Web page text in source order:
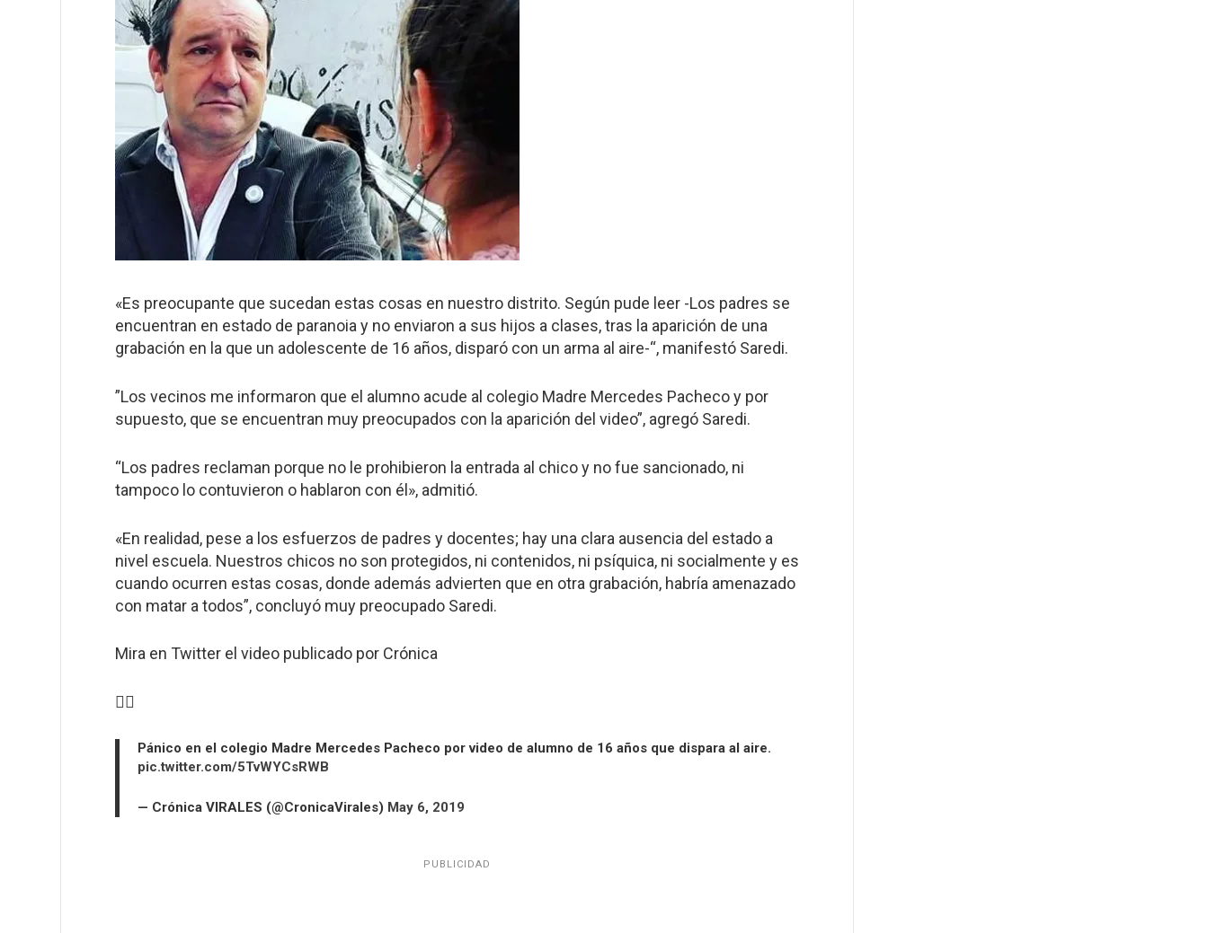
«Es preocupante que sucedan estas cosas en nuestro distrito. Según pude leer -Los padres se
encuentran en estado de paranoia y no enviaron a sus hijos a clases, tras la aparición de una
grabación en la que un adolescente de 16 años, disparó con un arma al aire-“, manifestó Saredi.
”Los vecinos me informaron que el alumno acude al colegio Madre Mercedes Pacheco y por
supuesto, que se encuentran muy preocupados con la aparición del video”, agregó Saredi.
“Los padres reclaman porque no le prohibieron la entrada al chico y no fue sancionado, ni
tampoco lo contuvieron o hablaron con él», admitió.
«En realidad, pese a los esfuerzos de padres y docentes; hay una clara ausencia del estado a
nivel escuela. Nuestros chicos no son protegidos, ni contenidos, ni psíquica, ni socialmente y es
cuando ocurren estas cosas, donde además advierten que en otra grabación, habría amenazado
con matar a todos”, concluyó muy preocupado Saredi.
Mira en Twitter el video publicado por Crónica
👇🏻
Pánico en el colegio Madre Mercedes Pacheco por video de alumno de 16 años que dispara al aire.
pic.twitter.com/5TvWYCsRWB
— Crónica VIRALES (@CronicaVirales) May 6, 2019
PUBLICIDAD